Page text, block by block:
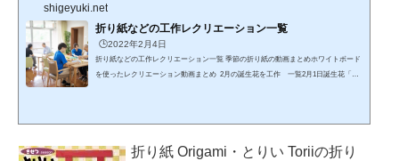
shigeyuki.net
折り紙などの工作レクリエーション一覧
🕒️2022年2月4日
折り紙などの工作レクリエーション一覧 季節の折り紙の動画まとめホワイトボード
を使ったレクリエーション動画まとめ 2月の誕生花を工作 一覧2月1日誕生花「マ
誕生花「金盞花(キンセンカ)」「ストック」2月10日誕...
折り紙 Origami・とりい Toriiの折り